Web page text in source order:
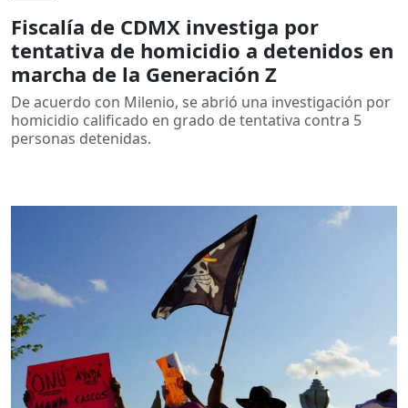
Fiscalía de CDMX investiga por
tentativa de homicidio a detenidos en
marcha de la Generación Z
De acuerdo con Milenio, se abrió una investigación por
homicidio calificado en grado de tentativa contra 5
personas detenidas.